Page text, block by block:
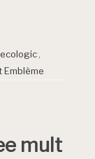
ecologic
Emblème
mult